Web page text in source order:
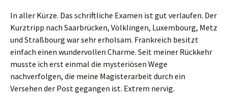
In aller Kürze. Das schriftliche Examen ist gut verlaufen. Der
Kurztripp nach Saarbrücken, Völklingen, Luxembourg, Metz
und Straßbourg war sehr erholsam. Frankreich besitzt
einfach einen wundervollen Charme. Seit meiner Rückkehr
musste ich erst einmal die mysteriösen Wege
nachverfolgen, die meine Magisterarbeit durch ein
Versehen der Post gegangen ist. Extrem nervig.